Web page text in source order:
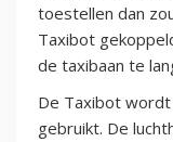
toestellen dan
Taxibot
de taxibaan te
De Taxibot wordt
gebruikt. De